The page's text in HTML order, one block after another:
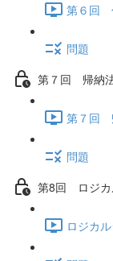
第６回
問題
第７回 帰納
第７回
問題
第8回 ロジカ
ロジカ